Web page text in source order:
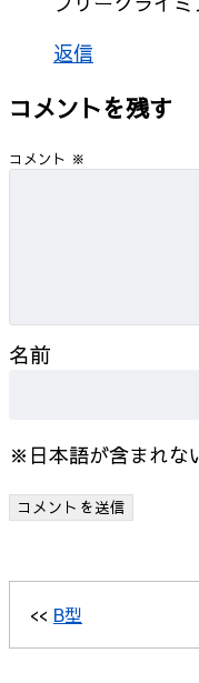
返信
コメントを残す
コメント ※
名前
※日本語が含まれな
<< B型